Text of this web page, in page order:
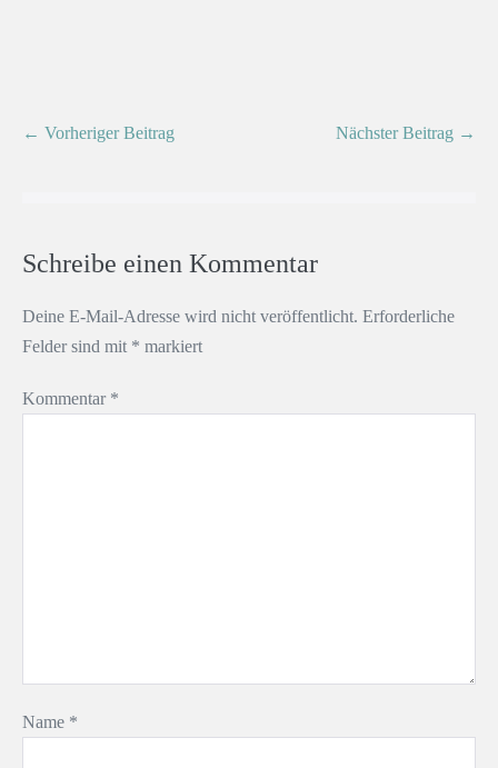
← Vorheriger Beitrag Nächster Beitrag →
Schreibe einen Kommentar
Deine E-Mail-Adresse wird nicht veröffentlicht. Erforderliche
Felder sind mit * markiert
Kommentar *
Name *